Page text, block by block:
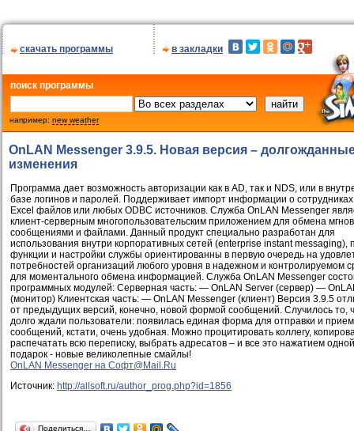
скачать программы в закладки
поиск программы
например: new weather
OnLAN Messenger 3.9.5. Новая версия –
изменения
Программа дает возможность авторизации как в AD, так и NDS, или в
базе логинов и паролей. Поддерживает импорт информации о сотрудниках
Excel файлов или любых ODBC источников. Служба OnLAN Messenger
клиент-серверным многопользовательским приложением для обмена
сообщениями и файлами. Данный продукт специально разработан для
использования внутри корпоративных сетей (enterprise instant messaging),
функции и настройки службы ориентированны в первую очередь на
потребностей организаций любого уровня в надежном и контролируемом
для моментального обмена информацией. Служба OnLAN Messenger
программных модулей: Серверная часть: — OnLAN Server (сервер) —
(монитор) Клиентская часть: — OnLAN Messenger (клиент) Версия 3.9.5
от предыдущих версий, конечно, новой формой сообщений. Случилось то,
долго ждали пользователи: появилась единая форма для отправки и
сообщений, кстати, очень удобная. Можно процитировать коллегу,
распечатать всю переписку, выбрать адресатов – и все это нажатием
подарок - новые великолепные смайлы!
OnLAN Messenger на Софт@Mail.Ru
Источник: http://allsoft.ru/author_prog.php?id=1856
Поделиться…